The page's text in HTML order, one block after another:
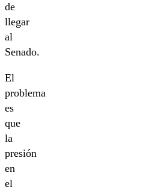
de
llegar
al
Senado.
El
problema
es
que
la
presión
en
el